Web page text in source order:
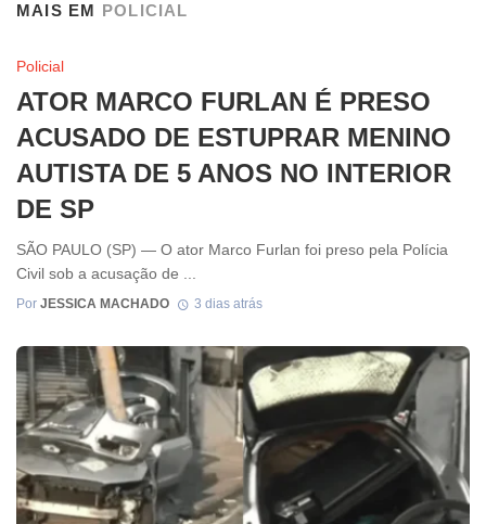
MAIS EM POLICIAL
Policial
ATOR MARCO FURLAN É PRESO
ACUSADO DE ESTUPRAR MENINO
AUTISTA DE 5 ANOS NO INTERIOR
DE SP
SÃO PAULO (SP) — O ator Marco Furlan foi preso pela Polícia
Civil sob a acusação de ...
Por JESSICA MACHADO 3 dias atrás